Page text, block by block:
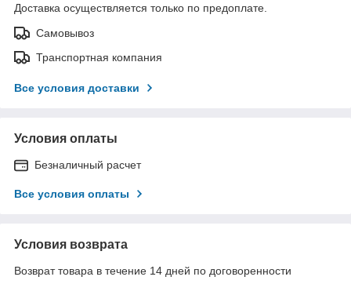
Доставка осуществляется только по предоплате.
Самовывоз
Транспортная компания
Все условия доставки
Условия оплаты
Безналичный расчет
Все условия оплаты
Условия возврата
Возврат товара в течение 14 дней по договоренности